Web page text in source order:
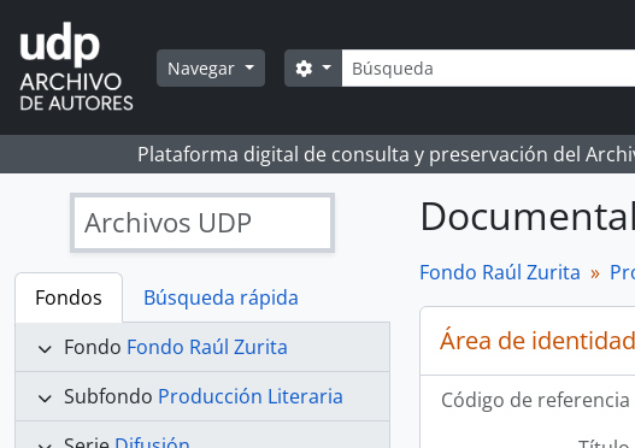
Skip to main content
Navegar Búsqueda
Search options
Plataforma digital de consulta y preservación del
Archivos UDP
Fondos
Búsqueda rápida
Fondo Fondo Raúl Zurita
Subfondo Producción Literaria
Fondo Raúl Zurita
Área de identidad
Código de referencia